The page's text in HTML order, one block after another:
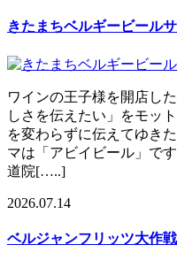
きたまちベルギービール
ワインの王子様を開店し
しさを伝えたい」をモッ
を変わらずに伝えてゆき
マは「アビイビール」で
道院[…..]
2026.07.14
ベルジャンフリッツ大作